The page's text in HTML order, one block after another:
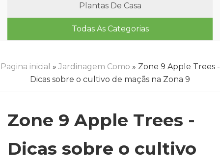
Plantas De Casa
Todas As Categorias
Pagina inicial » Jardinagem Como » Zone 9 Apple Trees -
Dicas sobre o cultivo de maçãs na Zona 9
Zone 9 Apple Trees -
Dicas sobre o cultivo